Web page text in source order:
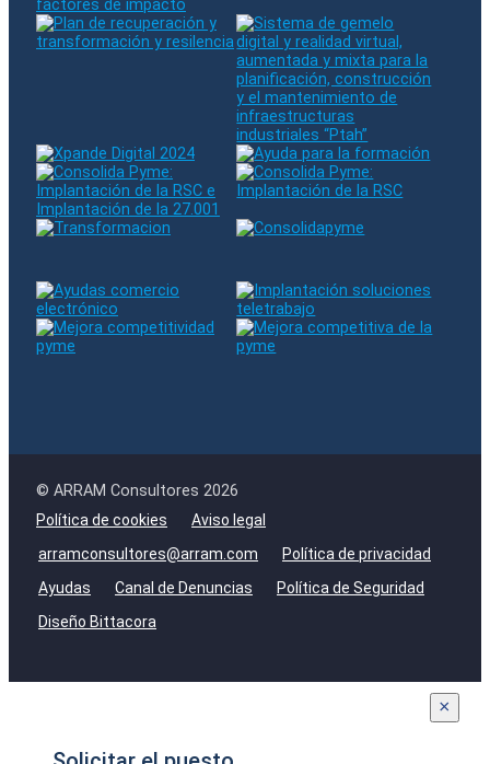
© ARRAM Consultores 2026
Política de cookies
Aviso legal
arramconsultores@arram.com
Política de privacidad
Ayudas
Canal de Denuncias
Política de Seguridad
Diseño Bittacora
×